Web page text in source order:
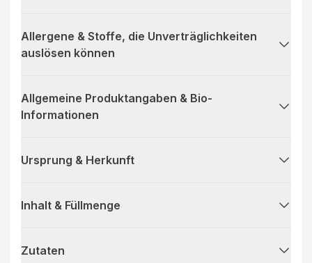
Allergene & Stoffe, die Unverträglichkeiten
auslösen können
Allgemeine Produktangaben & Bio-
Informationen
Ursprung & Herkunft
Inhalt & Füllmenge
Zutaten